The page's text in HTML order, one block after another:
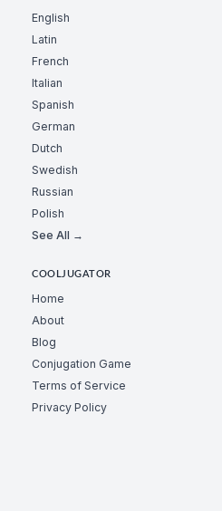
English
Latin
French
Italian
Spanish
German
Dutch
Swedish
Russian
Polish
See All →
COOLJUGATOR
Home
About
Blog
Conjugation Game
Terms of Service
Privacy Policy